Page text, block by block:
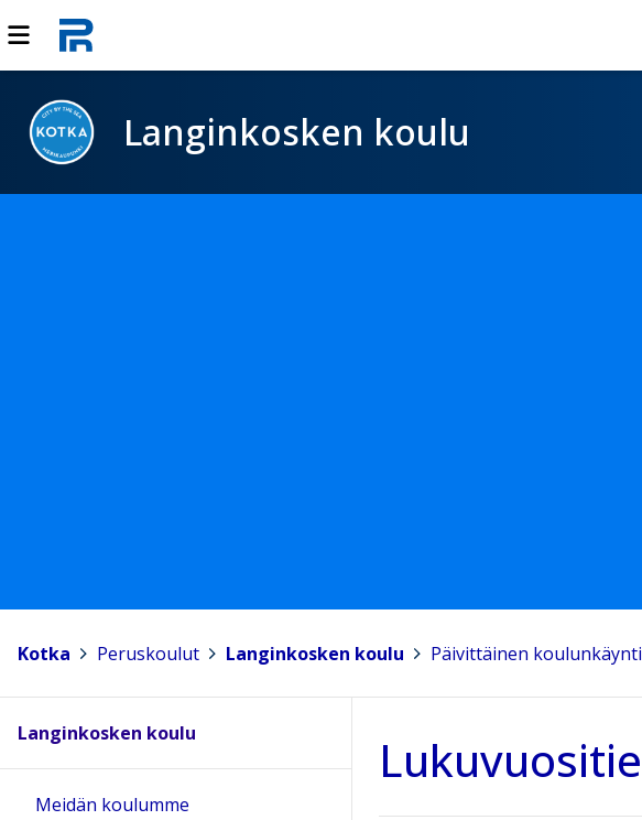
Langinkosken koulu
Kotka Peruskoulut Langinkosken koulu Päivittäinen koulunkäynti
Langinkosken koulu
Meidän koulumme